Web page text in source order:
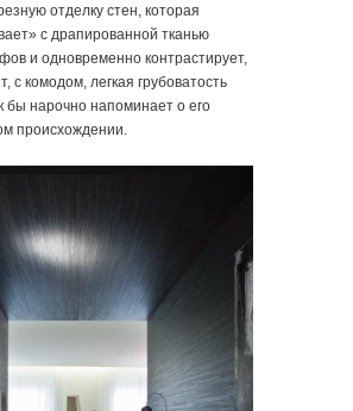
отделку стен, которая
с драпированной тканью
и одновременно контрастирует,
с комодом, легкая грубоватость
бы нарочно напоминает о его
происхождении.